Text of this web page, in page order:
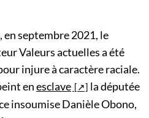
en septembre 2021, le
Valeurs actuelles a été
injure à caractère raciale.
enesclave
la députée
insoumise Danièle Obono,